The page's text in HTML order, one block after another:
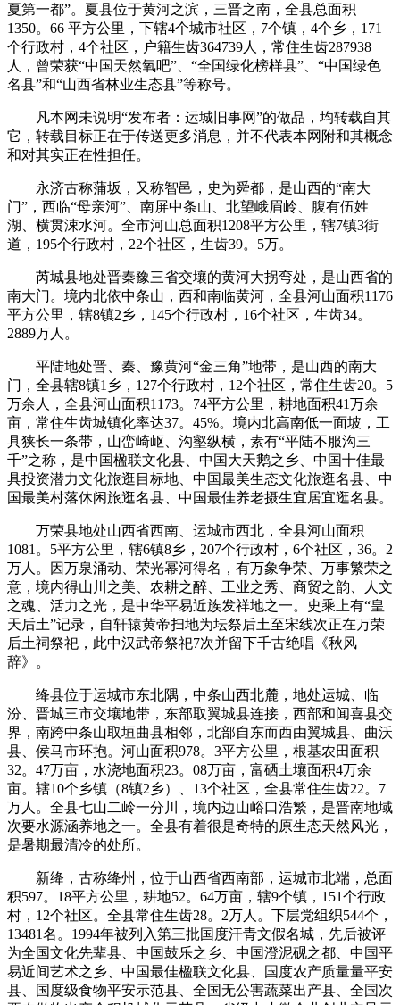
夏第一都”。夏县位于黄河之滨，三晋之南，全县总面积
1350。66 平方公里，下辖4个城市社区，7个镇，4个乡，171
个行政村，4个社区，户籍生齿364739人，常住生齿287938
人，曾荣获“中国天然氧吧”、“全国绿化榜样县”、“中国绿色
名县”和“山西省林业生态县”等称号。
凡本网未说明“发布者：运城旧事网”的做品，均转载自其
它，转载目标正在于传送更多消息，并不代表本网附和其概念
和对其实正在性担任。
永济古称蒲坂，又称智邑，史为舜都，是山西的“南大
门”，西临“母亲河”、南屏中条山、北望峨眉岭、腹有伍姓
湖、横贯涑水河。全市河山总面积1208平方公里，辖7镇3街
道，195个行政村，22个社区，生齿39。5万。
芮城县地处晋秦豫三省交壤的黄河大拐弯处，是山西省的
南大门。境内北依中条山，西和南临黄河，全县河山面积1176
平方公里，辖8镇2乡，145个行政村，16个社区，生齿34。
2889万人。
平陆地处晋、秦、豫黄河“金三角”地带，是山西的南大
门，全县辖8镇1乡，127个行政村，12个社区，常住生齿20。5
万余人，全县河山面积1173。74平方公里，耕地面积41万余
亩，常住生齿城镇化率达37。45%。境内北高南低一面坡，工
具狭长一条带，山峦崎岖、沟壑纵横，素有“平陆不服沟三
千”之称，是中国楹联文化县、中国大天鹅之乡、中国十佳最
具投资潜力文化旅逛目标地、中国最美生态文化旅逛名县、中
国最美村落休闲旅逛名县、中国最佳养老摄生宜居宜逛名县。
万荣县地处山西省西南、运城市西北，全县河山面积
1081。5平方公里，辖6镇8乡，207个行政村，6个社区，36。2
万人。因万泉涌动、荣光幂河得名，有万象争荣、万事繁荣之
意，境内得山川之美、农耕之醉、工业之秀、商贸之韵、人文
之魂、活力之光，是中华平易近族发祥地之一。史乘上有“皇
天后土”记录，自轩辕黄帝扫地为坛祭后土至宋线次正在万荣
后土祠祭祀，此中汉武帝祭祀7次并留下千古绝唱《秋风
辞》。
绛县位于运城市东北隅，中条山西北麓，地处运城、临
汾、晋城三市交壤地带，东部取翼城县连接，西部和闻喜县交
界，南跨中条山取垣曲县相邻，北部自东而西由翼城县、曲沃
县、侯马市环抱。河山面积978。3平方公里，根基农田面积
32。47万亩，水浇地面积23。08万亩，富硒土壤面积4万余
亩。辖10个乡镇（8镇2乡）、13个社区，全县常住生齿22。7
万人。全县七山二岭一分川，境内边山峪口浩繁，是晋南地域
次要水源涵养地之一。全县有着很是奇特的原生态天然风光，
是暑期最清冷的处所。
新绛，古称绛州，位于山西省西南部，运城市北端，总面
积597。18平方公里，耕地52。64万亩，辖9个镇，151个行政
村，12个社区。全县常住生齿28。2万人。下层党组织544个，
13481名。1994年被列入第三批国度汗青文假名城，先后被评
为全国文化先辈县、中国鼓乐之乡、中国澄泥砚之都、中国平
易近间艺术之乡、中国最佳楹联文化县、国度农产质量量平安
县、国度级食物平安示范县、全国无公害蔬菜出产县、全国次